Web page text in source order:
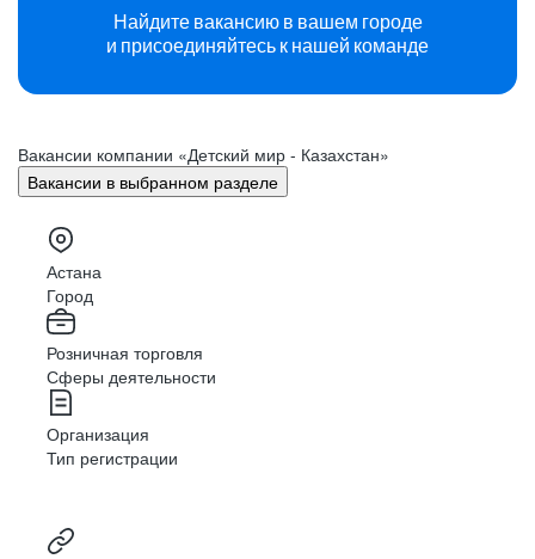
Найдите вакансию в вашем городе
и присоединяйтесь к нашей команде
Вакансии компании «Детский мир - Казахстан»
Вакансии в выбранном разделе
Астана
Город
Розничная торговля
Сферы деятельности
Организация
Тип регистрации